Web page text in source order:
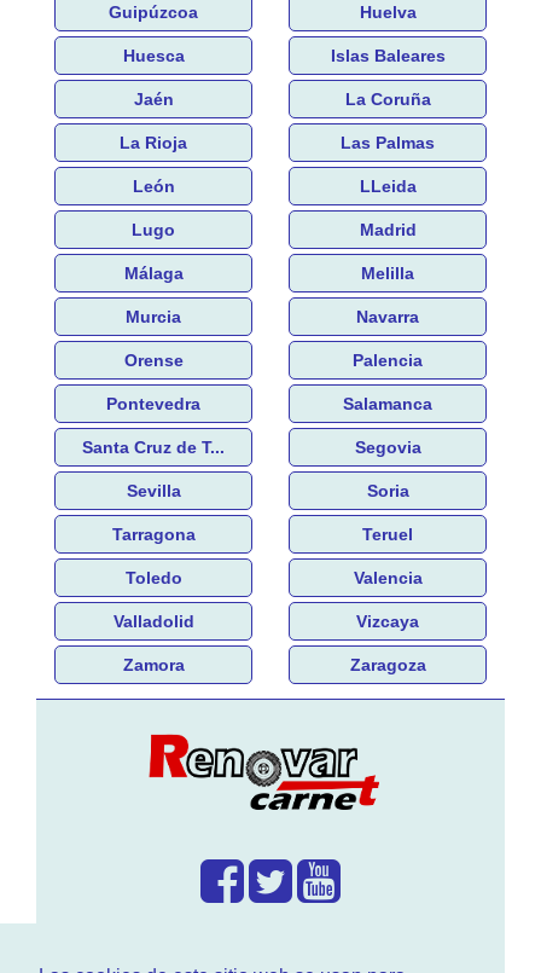
Guipúzcoa Huelva
Huesca Islas Baleares
Jaén La Coruña
La Rioja Las Palmas
León LLeida
Lugo Madrid
Málaga Melilla
Murcia Navarra
Orense Palencia
Pontevedra Salamanca
Santa Cruz de T... Segovia
Sevilla Soria
Tarragona Teruel
Toledo Valencia
Valladolid Vizcaya
Zamora Zaragoza